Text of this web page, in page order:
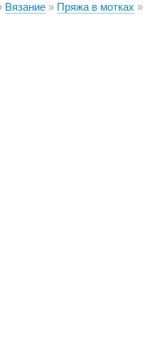
Вязание Пряжа в мотках